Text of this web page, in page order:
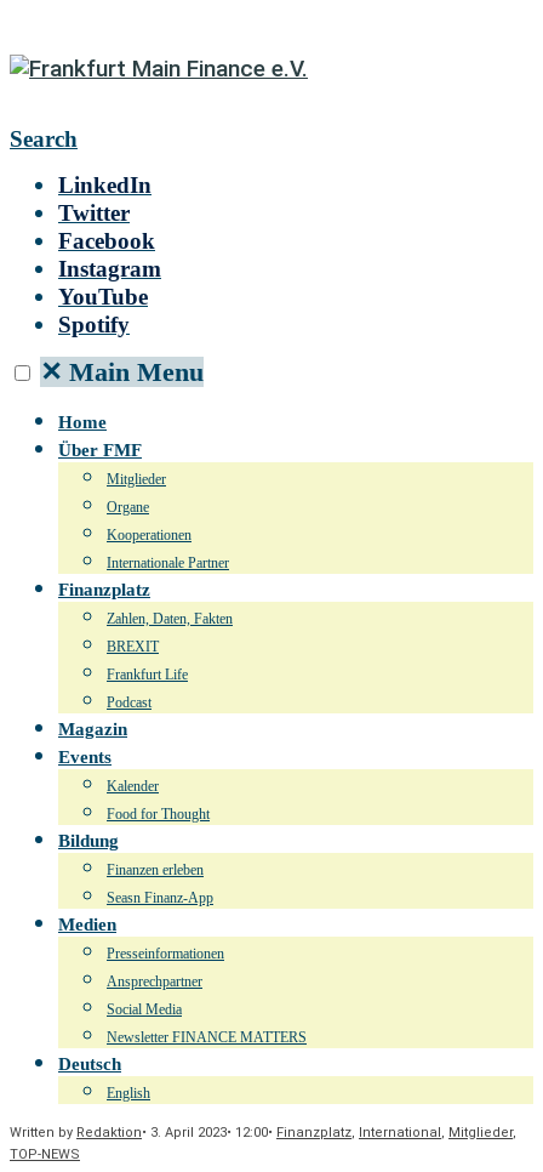
Search
LinkedIn
Twitter
Facebook
Instagram
YouTube
Spotify
✕ Main Menu
Home
Über FMF
Mitglieder
Organe
Kooperationen
Internationale Partner
Finanzplatz
Zahlen, Daten, Fakten
BREXIT
Frankfurt Life
Podcast
Magazin
Events
Kalender
Food for Thought
Bildung
Finanzen erleben
Seasn Finanz-App
Medien
Presseinformationen
Ansprechpartner
Social Media
Newsletter FINANCE MATTERS
Deutsch
English
Written by Redaktion• 3. April 2023• 12:00• Finanzplatz, International, Mitglieder,
TOP-NEWS